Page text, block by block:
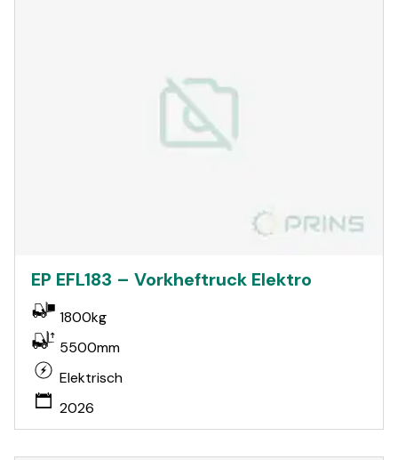
EP EFL183 – Vorkheftruck Elektro
1800kg
5500mm
Elektrisch
2026